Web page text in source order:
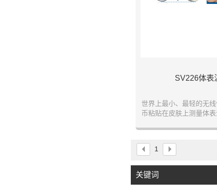
SV226体表
世界上最小、最轻的无
币粘贴在皮肤上测量体
用于人体体表温度的测
腋下、胸部、腹部、足
度，与核心体温配套使
1
关键词